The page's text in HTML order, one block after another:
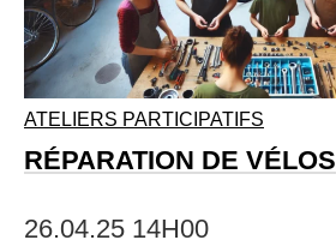
ATELIERS PARTICIPATIFS
RÉPARATION DE VÉLOS
26.04.25 14H00